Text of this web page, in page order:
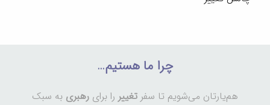
چرا ما هستیم…
هم‌یارتان می‌شویم تا سفر تغییر را برای رهبری به سبک